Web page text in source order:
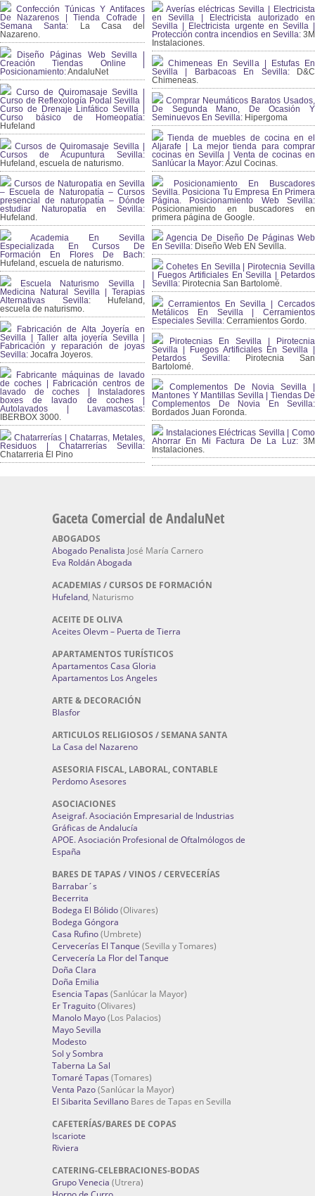
Confección Túnicas Y Antifaces
De Nazarenos | Tienda Cofrade |
Semana Santa: La Casa del
Nazareno.
Diseño Páginas Web Sevilla |
Creación Tiendas Online |
Posicionamiento:AndaluNet
Curso de Quiromasaje Sevilla |
Curso de Reflexología Podal Sevilla |
Curso de Drenaje Linfático Sevilla |
Curso básico de Homeopatía:
Hufeland
Cursos de Quiromasaje Sevilla |
Cursos de Acupuntura Sevilla:
Hufeland, escuela de naturismo.
Cursos de Naturopatia en Sevilla
– Escuela de Naturopatía – Cursos
presencial de naturopatía – Dónde
estudiar Naturopatía en Sevilla:
Hufeland.
Academia En Sevilla
Especializada En Cursos De
Formación En Flores De Bach:
Hufeland, escuela de naturismo.
Escuela Naturismo Sevilla |
Medicina Natural Sevilla | Terapias
Alternativas Sevilla: Hufeland,
escuela de naturismo.
Fabricación de Alta Joyería en
Sevilla | Taller alta joyería Sevilla |
Fabricación y reparación de joyas
Sevilla: Jocafra Joyeros.
Fabricante máquinas de lavado
de coches | Fabricación centros de
lavado de coches | Instaladores
boxes de lavado de coches |
Autolavados | Lavamascotas:
IBERBOX 3000.
Chatarrerías | Chatarras, Metales,
Residuos | Chatarrerías Sevilla:
Chatarreria El Pino
Averías eléctricas Sevilla | Electricista
en Sevilla | Electricista autorizado en
Sevilla | Electricista urgente en Sevilla |
Protección contra incendios en Sevilla:3M
Instalaciones.
Chimeneas En Sevilla | Estufas En
Sevilla | Barbacoas En Sevilla:D&C
Chimeneas.
Comprar Neumáticos Baratos Usados,
De Segunda Mano, De Ocasión Y
Seminuevos En Sevilla: Hipergoma
Tienda de muebles de cocina en el
Aljarafe | La mejor tienda para comprar
cocinas en Sevilla | Venta de cocinas en
Sanlúcar la Mayor:Azul Cocinas.
Posicionamiento En Buscadores
Sevilla. Posiciona Tu Empresa En Primera
Página. Posicionamiento Web Sevilla:
Posicionamiento en buscadores en
primera página de Google.
Agencia De Diseño De Páginas Web
En Sevilla: Diseño Web EN Sevilla.
Cohetes En Sevilla | Pirotecnia Sevilla
| Fuegos Artificiales En Sevilla | Petardos
Sevilla: Pirotecnia San Bartolomé.
Cerramientos En Sevilla | Cercados
Metálicos En Sevilla | Cerramientos
Especiales Sevilla: Cerramientos Gordo.
Pirotecnias En Sevilla | Pirotecnia
Sevilla | Fuegos Artificiales En Sevilla |
Petardos Sevilla: Pirotecnia San
Bartolomé.
Complementos De Novia Sevilla |
Mantones Y Mantillas Sevilla | Tiendas De
Complementos De Novia En Sevilla:
Bordados Juan Foronda.
Instalaciones Eléctricas Sevilla | Como
Ahorrar En Mi Factura De La Luz:3M
Instalaciones.
Gaceta Comercial de AndaluNet
ABOGADOS
Abogado Penalista José María Carnero
Eva Roldán Abogada
ACADEMIAS / CURSOS DE FORMACIÓN
Hufeland, Naturismo
ACEITE DE OLIVA
Aceites Olevm – Puerta de Tierra
APARTAMENTOS TURÍSTICOS
Apartamentos Casa Gloria
Apartamentos Los Angeles
ARTE & DECORACIÓN
Blasfor
ARTICULOS RELIGIOSOS / SEMANA SANTA
La Casa del Nazareno
ASESORIA FISCAL, LABORAL, CONTABLE
Perdomo Asesores
ASOCIACIONES
Aseigraf. Asociación Empresarial de Industrias
Gráficas de Andalucía
APOE. Asociación Profesional de Oftalmólogos de
España
BARES DE TAPAS / VINOS / CERVECERÍAS
Barrabar´s
Becerrita
Bodega El Bólido(Olivares)
Bodega Góngora
Casa Rufino(Umbrete)
Cervecerías El Tanque (Sevilla y Tomares)
Cervecería La Flor del Tanque
Doña Clara
Doña Emilia
Esencia Tapas (Sanlúcar la Mayor)
Er Traguito(Olivares)
Manolo Mayo(Los Palacios)
Mayo Sevilla
Modesto
Sol y Sombra
Taberna La Sal
Tomaré Tapas (Tomares)
Venta Pazo(Sanlúcar la Mayor)
El Sibarita Sevillano Bares de Tapas en Sevilla
CAFETERÍAS/BARES DE COPAS
Iscariote
Riviera
CATERING-CELEBRACIONES-BODAS
Grupo Venecia (Utrera)